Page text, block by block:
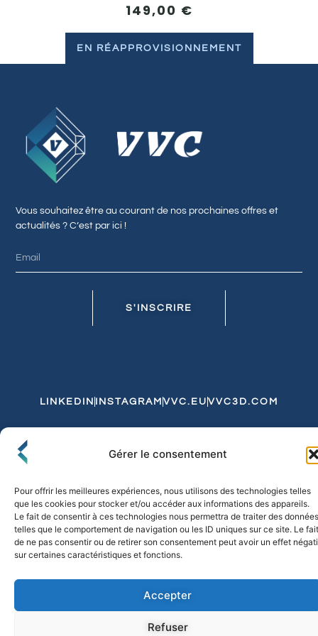
Gérer le consentement
Pour offrir les meilleures expériences, nous utilisons des technologies telles
que les cookies pour stocker et/ou accéder aux informations des appareils.
Le fait de consentir à ces technologies nous permettra de traiter des données
telles que le comportement de navigation ou les ID uniques sur ce site. Le fait
de ne pas consentir ou de retirer son consentement peut avoir un effet
sur certaines caractéristiques et fonctions.
Accepter
Refuser
149,00 €
EN RÉAPPROVISIONNEMENT
Vous souhaitez être au courant de nos prochaines offres et
actualités ? C’est par ici !
S'INSCRIRE
LINKEDIN INSTAGRAM VVC.EU VVC3D.COM
Politique de Confidentialité et de CookiesExpédition et Livraison
© 2026 FLO & CO. All Rights Reserved